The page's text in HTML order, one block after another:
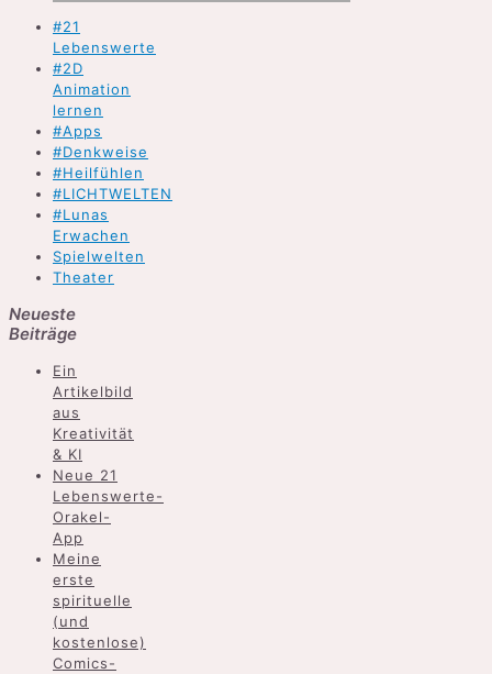
#21
Lebenswerte
#2D
Animation
lernen
#Apps
#Denkweise
#Heilfühlen
#LICHTWELTEN
#Lunas
Erwachen
Spielwelten
Theater
Neueste
Beiträge
Ein
Artikelbild
aus
Kreativität
& KI
Neue 21
Lebenswerte-
Orakel-
App
Meine
erste
spirituelle
(und
kostenlose)
Comics-